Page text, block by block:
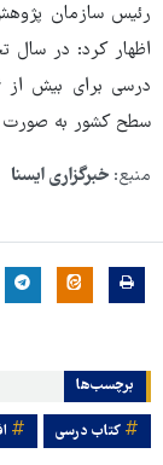
رئیس سازمان
سطح کشور به صورت
منبع: خبرگزاری ایسنا
برچسب‌ها
کتاب درسی